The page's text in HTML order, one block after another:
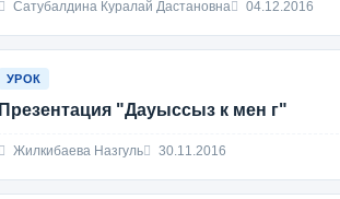
Сатубалдина Куралай Дастановна 04.12.2016
УРОК
Презентация "Дауыссыз к мен г"
Жилкибаева Назгуль 30.11.2016